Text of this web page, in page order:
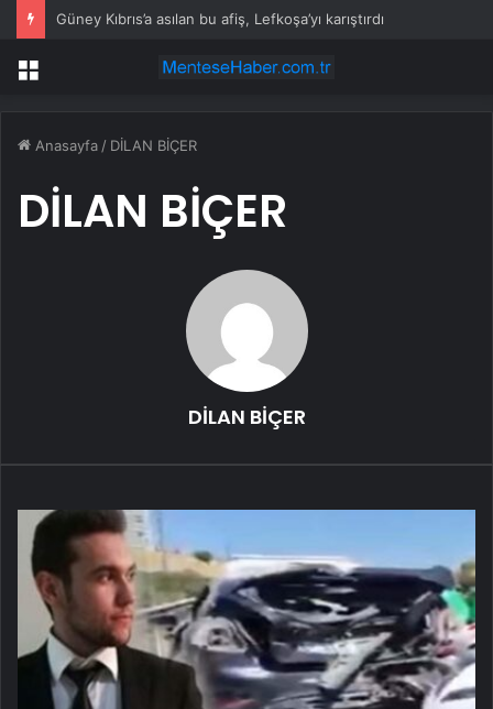
Güney Kıbrıs’a asılan bu afiş, Lefkoşa’yı karıştırdı
Menü
Anasayfa / DİLAN BİÇER
DİLAN BİÇER
DİLAN BİÇER